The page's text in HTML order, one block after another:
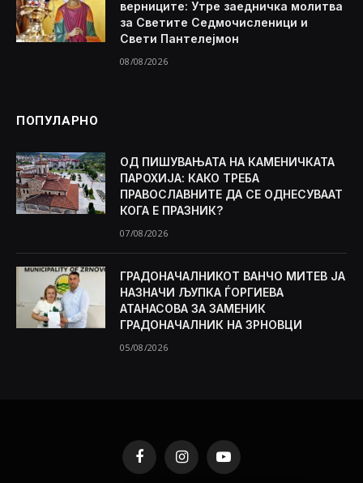
верниците: Утре заедничка молитва
за Светите Седмочисленици и
Свети Пантелејмон
08/08/2026
ПОПУЛАРНО
ОД ПИШУВАЊАТА НА КАМЕНИЧКАТА
ПАРОХИЈА: КАКО ТРЕБА
ПРАВОСЛАВНИТЕ ДА СЕ ОДНЕСУВААТ
КОГА Е ПРАЗНИК?
07/08/2026
ГРАДОНАЧАЛНИКОТ ВАНЧО МИТЕВ ЈА
НАЗНАЧИ ЉУПКА ЃОРГИЕВА
АТАНАСОВА ЗА ЗАМЕНИК
ГРАДОНАЧАЛНИК НА ЗРНОВЦИ
05/08/2026
FacebookInstagramYouTube